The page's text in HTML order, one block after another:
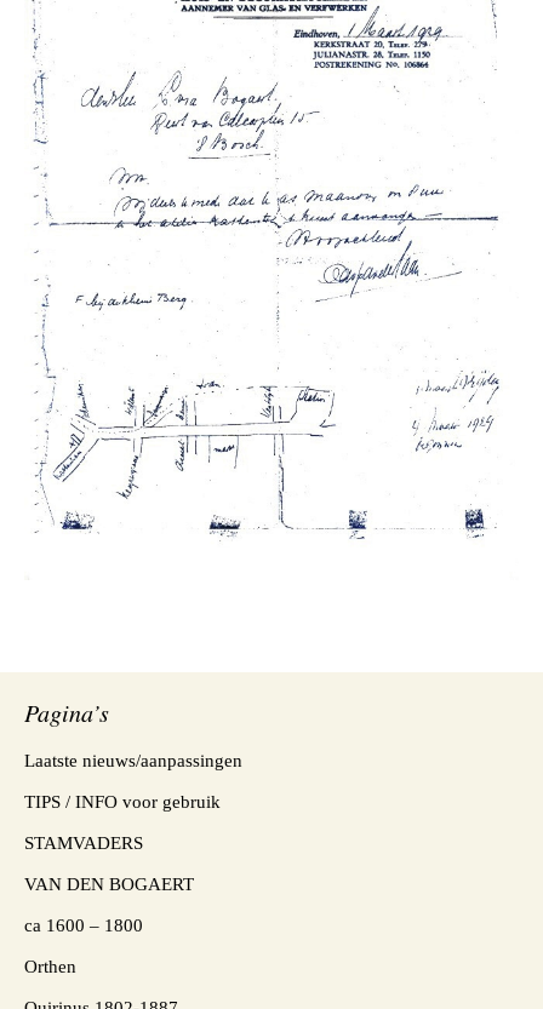
Pagina’s
Laatste nieuws/aanpassingen
TIPS / INFO voor gebruik
STAMVADERS
VAN DEN BOGAERT
ca 1600 – 1800
Orthen